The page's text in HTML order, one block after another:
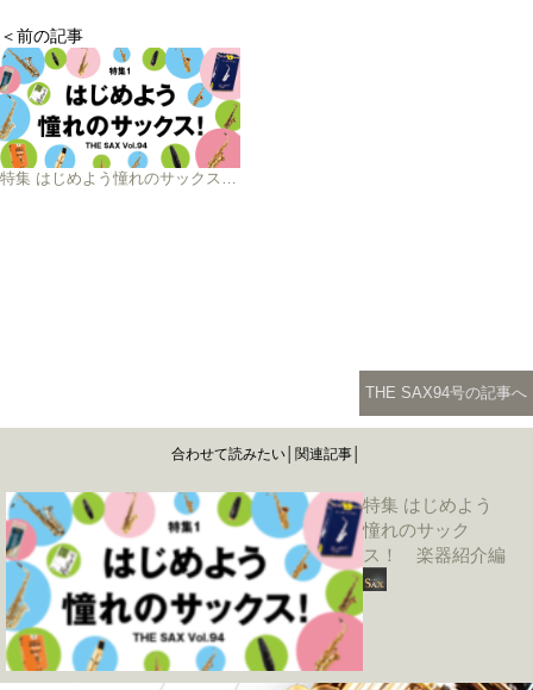
＜前の記事
特集 はじめよう憧れのサックス！ 楽器紹介編
THE SAX94号の記事へ
合わせて読みたい│関連記事│
特集 はじめよう
憧れのサック
ス！ 楽器紹介編